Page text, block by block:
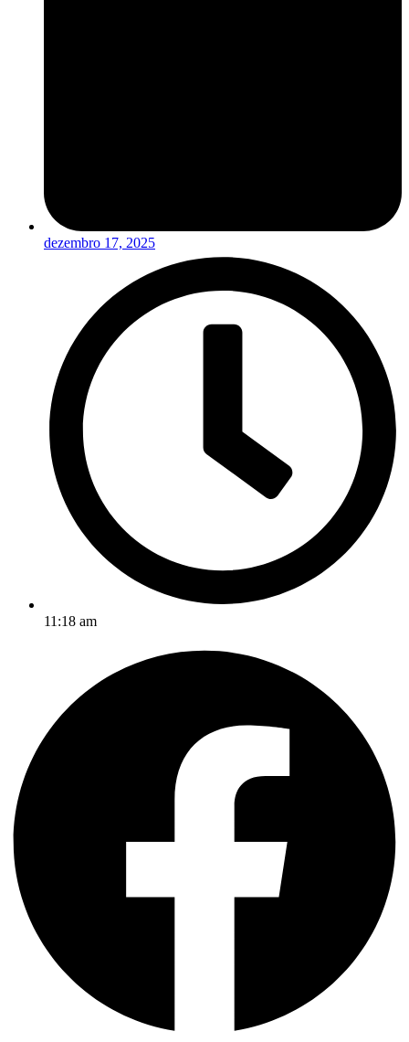
dezembro 17, 2025
11:18 am